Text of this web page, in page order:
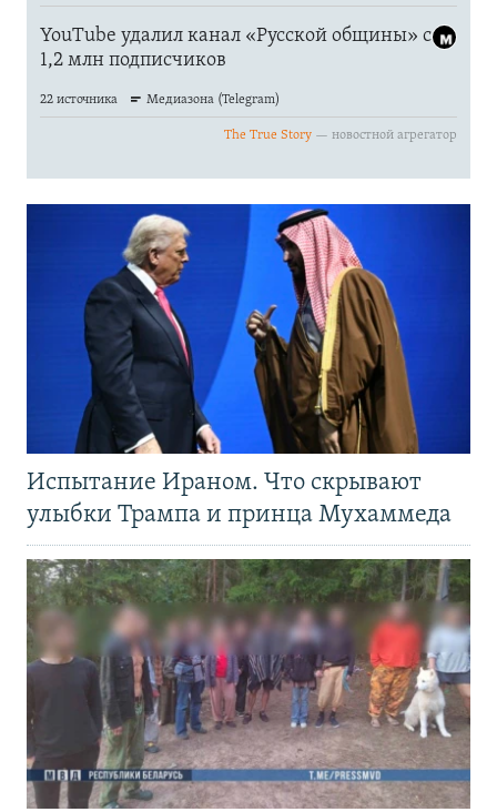
Испытание Ираном. Что скрывают
улыбки Трампа и принца Мухаммеда